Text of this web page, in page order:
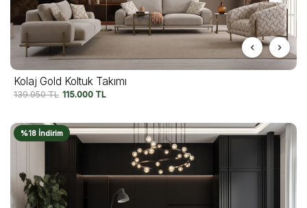
Kolaj Gold Koltuk Takımı
139.950TL 115.000 TL
%18 İndirim